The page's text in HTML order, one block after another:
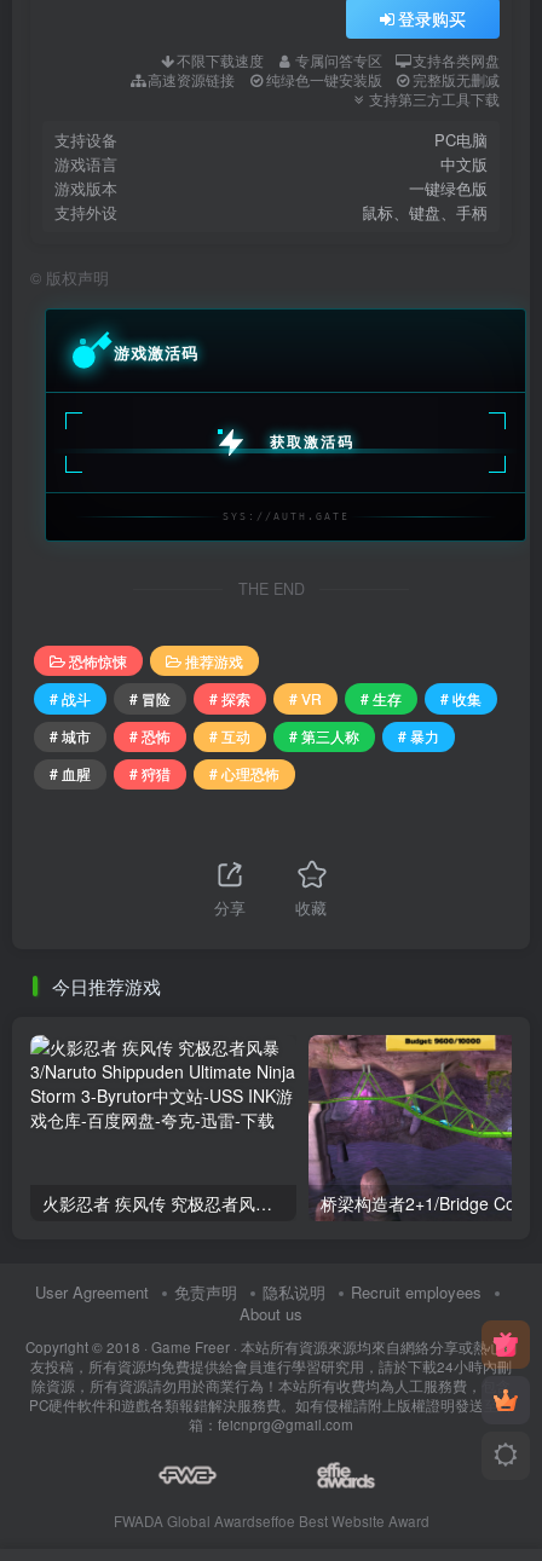
登录购买
不限下载速度 专属问答专区
支持各类网盘
高速资源链接
纯绿色一键安装版
完整版无删减
支持第三方工具下载
支持设备
PC电脑
游戏语言
中文版
游戏版本
一键绿色版
支持外设
鼠标、键盘、手柄
© 版权声明
游戏激活码
获取激活码
SYS://AUTH.GATE
THE END
恐怖惊悚
推荐游戏
# 战斗
# 冒险 # 探索 # VR # 生存
# 收集
# 城市
# 恐怖 # 互动 # 第三人称
# 暴力
# 血腥
# 狩猎 # 心理恐怖
分享 收藏
今日推荐游戏
火影忍者 疾风传 究极忍者风暴3/Naruto Shippuden Ultimate Ninja Storm 3
User Agreement 免责声明 隐私说明
Recruit employees
About us
Copyright © 2018 · Game Freer · 本站所有資源來源均來自網絡分享或熱心網
友投稿，所有資源均免費提供給會員進行學習研究用，請於下載24小時內刪
除資源，所有資源請勿用於商業行為！本站所有收費均為人工服務費，包含
PC硬件軟件和遊戲各類報錯解決服務費。如有侵權請附上版權證明發送至郵
箱：feicnprg@gmail.com
FWADA Global Awardseffoe Best Website Award